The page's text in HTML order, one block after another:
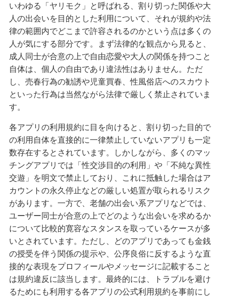
いわゆる「ヤリモク」と呼ばれる、割り切った関係や大
人の出会いを目的とした利用について、それが規約や法
律の範囲内でどこまで許容されるのかという点は多くの
人が気にする部分です。まず法律的な観点から見ると、
成人同士が合意の上で自由恋愛や大人の関係を持つこと
自体は、個人の自由であり違法性はありません。ただ
し、売春行為の勧誘や児童買春、性風俗店へのスカウト
といった行為は当然ながら法律で厳しく禁止されていま
す。
各アプリの利用規約に目を向けると、割り切った目的で
の利用自体を直接的に一律禁止していないアプリも一定
数存在するとされています。しかしながら、多くのマッ
チングアプリでは「性交渉目的の利用」や「不純な異性
交遊」を明文で禁止しており、これに抵触した場合はア
カウントの永久停止などの厳しい処置が取られるリスク
があります。一方で、老舗の出会い系アプリなどでは、
ユーザー同士が合意の上でどのような出会いを求めるか
について比較的寛容なスタンスを取っているケースが多
いとされています。ただし、どのアプリであっても金銭
の授受を伴う関係の提示や、公序良俗に反するような直
接的な表現をプロフィールやメッセージに記載すること
は規約違反に該当します。最終的には、トラブルを避け
るためにも利用する各アプリの公式利用規約を事前にし